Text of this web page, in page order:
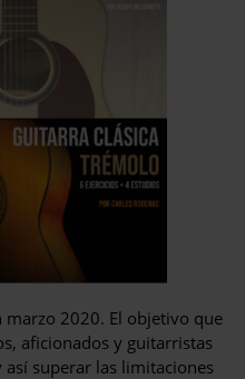
marzo 2020. El objetivo que
aficionados y guitarristas
superar las limitaciones